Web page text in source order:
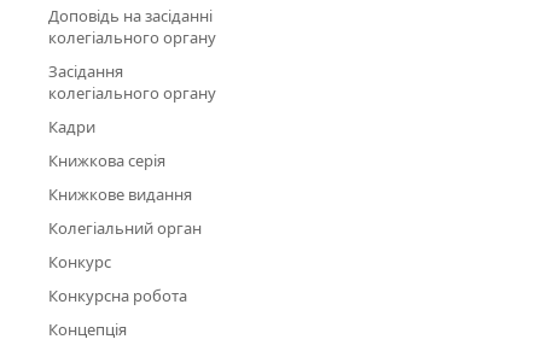
Доповідь на засіданні
колегіального органу
Засідання
колегіального органу
Кадри
Книжкова серія
Книжкове видання
Колегіальний орган
Конкурс
Конкурсна робота
Концепція